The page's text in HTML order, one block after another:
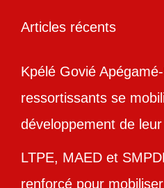
Articles récents
Kpélé Govié
ressortissants se
développement de
LTPE, MAED et
renforcé pour